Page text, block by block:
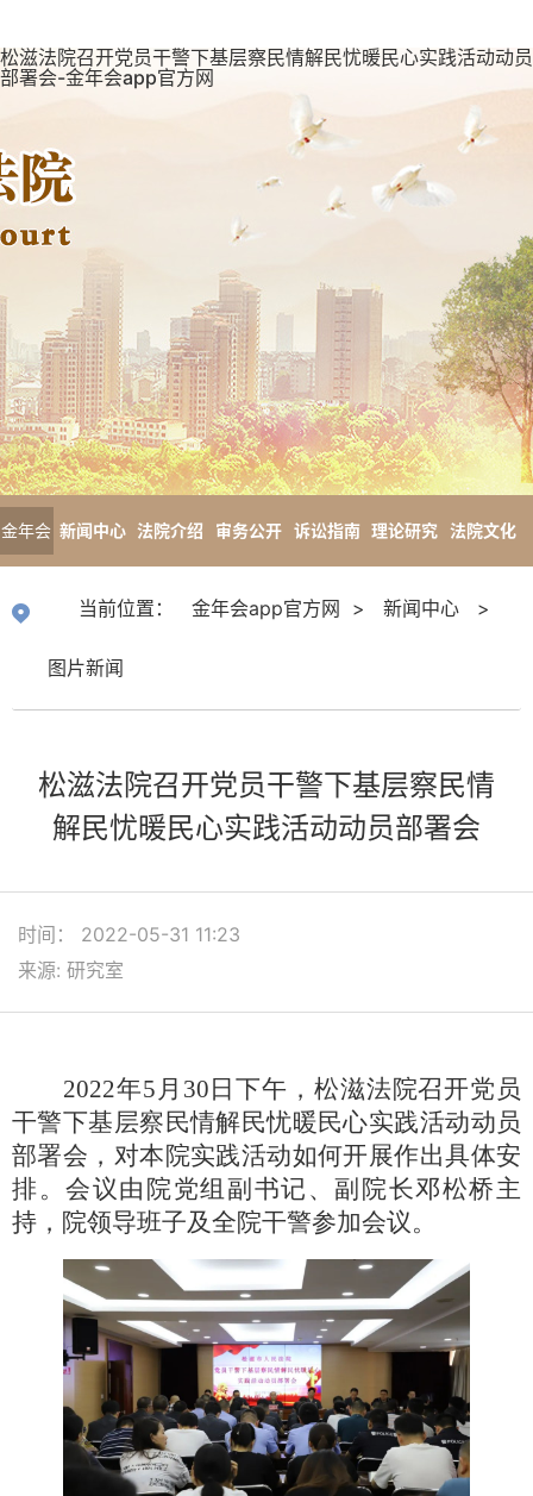
松滋法院召开党员干警下基层察民情解民忧暖民心实践活动动员
部署会-金年会app官方网
金年会
方网
新闻中心 法院介绍 审务公开 诉讼指南 理论研究 法院文化
当前位置： 金年会app官方网 > 新闻中心 >
图片新闻
松滋法院召开党员干警下基层察民情
解民忧暖民心实践活动动员部署会
时间： 2022-05-31 11:23
来源: 研究室
2022年5月30日下午，松滋法院召开党员
干警下基层察民情解民忧暖民心实践活动动员
部署会，对本院实践活动如何开展作出具体安
排。会议由院党组副书记、副院长邓松桥主
持，院领导班子及全院干警参加会议。